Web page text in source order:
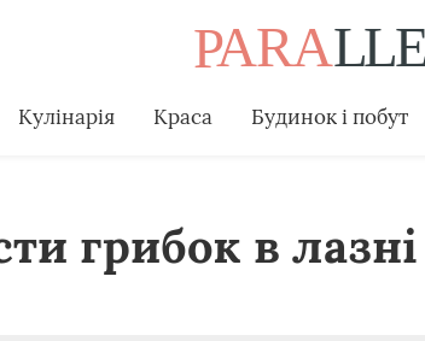
Кулінарія Краса Будинок і побут
грибок в лазні